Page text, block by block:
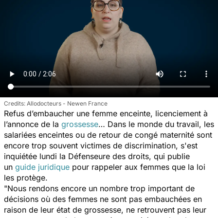
Allodocteurs - Newen France
Refus d’embaucher une femme enceinte, licenciement à
l’annonce de la grossesse… Dans le monde du travail, les
salariées enceintes ou de retour de congé maternité sont
encore trop souvent victimes de discrimination, s'est
inquiétée lundi la Défenseure des droits, qui publie
un guide juridique pour rappeler aux femmes que la loi
les protège.
"Nous rendons encore un nombre trop important de
décisions où des femmes ne sont pas embauchées en
raison de leur état de grossesse, ne retrouvent pas leur